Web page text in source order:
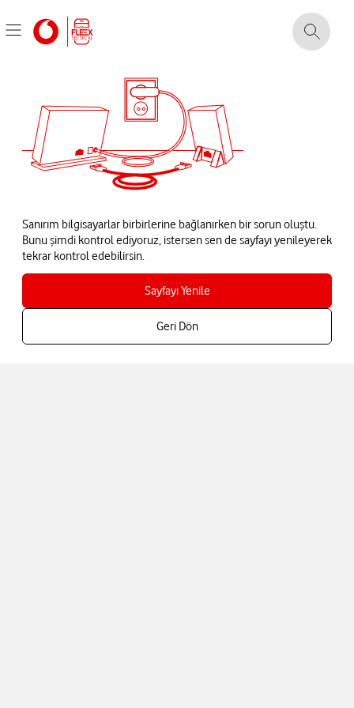
Sanırım bilgisayarlar birbirlerine bağlanırken bir sorun oluştu.
Bunu şimdi kontrol ediyoruz, istersen sen de sayfayı yenileyerek
tekrar kontrol edebilirsin.
Sayfayı Yenile
Geri Dön